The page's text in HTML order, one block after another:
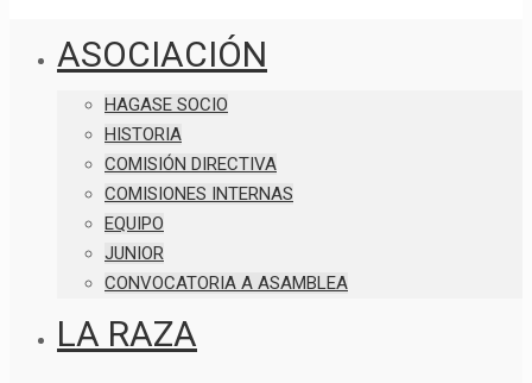
ASOCIACIÓN
HAGASE SOCIO
HISTORIA
COMISIÓN DIRECTIVA
COMISIONES INTERNAS
EQUIPO
JUNIOR
CONVOCATORIA A ASAMBLEA
LA RAZA